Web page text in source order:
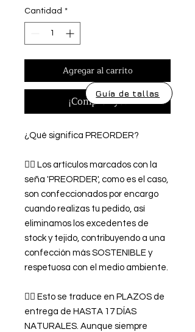
Cantidad *
Agregar al carrito
¡Comprar ya!
¿Qué significa PREORDER?
👉🏿 Los artículos marcados con la
seña 'PREORDER', como es el caso,
son confeccionados por encargo
cuando realizas tu pedido, así
eliminamos los excedentes de
stock y tejido, contribuyendo a una
confección más SOSTENIBLE y
respetuosa con el medio ambiente.
👉🏿 Esto se traduce en PLAZOS de
entrega de HASTA 17 DÍAS
NATURALES. Aunque siempre
Guía de tallas